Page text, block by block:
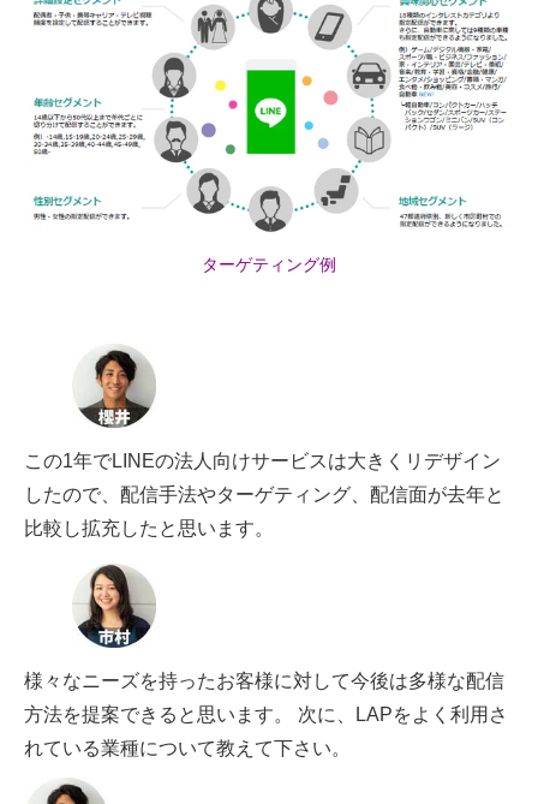
ターゲティング例
この1年でLINEの法人向けサービスは大きくリデザイン
したので、配信手法やターゲティング、配信面が去年と
比較し拡充したと思います。
様々なニーズを持ったお客様に対して今後は多様な配信
方法を提案できると思います。 次に、LAPをよく利用さ
れている業種について教えて下さい。